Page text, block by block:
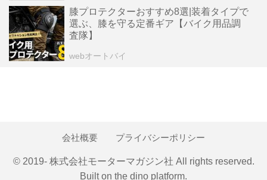
膝プロテクターおすすめ8選|装着タイプで
選ぶ、膝を守る定番ギア【バイク用品調
査隊】
webオートバイ
会社概要 プライバシーポリシー
© 2019- 株式会社モーターマガジン社 All rights reserved.
Built on the dino platform.